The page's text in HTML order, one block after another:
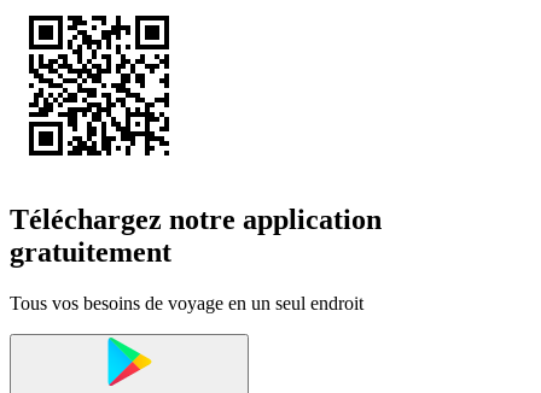
Téléchargez notre application
gratuitement
Tous vos besoins de voyage en un seul endroit